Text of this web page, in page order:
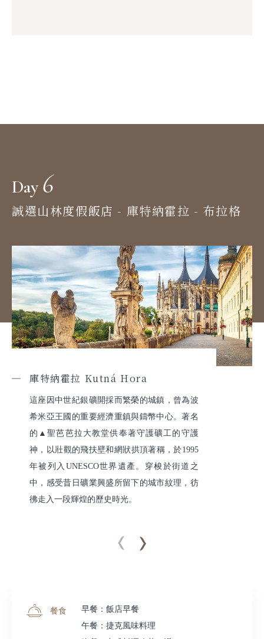
Day6
誠選山林度假飯店 - 庫特納霍拉 - 布拉格
庫特納霍拉 Kutná Hora
這座因中世紀銀礦開採而繁榮的城鎮，曾為波
希米亞王國的重要經濟重鎮與鑄幣中心。著名
的▲聖芭芭拉大教堂供奉著守護礦工的守護
神，以壯觀的飛扶壁和網狀拱頂著稱，於1995
年被列入UNESCO世界遺產。穿梭於街道之
中，感受昔日礦業興盛所留下的城市紋理，彷
彿走入一段輝煌的歷史時光。
餐食
早餐：飯店早餐
午餐：捷克風味料理